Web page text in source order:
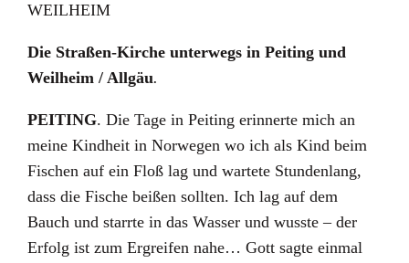
WEILHEIM
Die Straßen-Kirche unterwegs in Peiting und
Weilheim / Allgäu.
PEITING. Die Tage in Peiting erinnerte mich an
meine Kindheit in Norwegen wo ich als Kind beim
Fischen auf ein Floß lag und wartete Stundenlang,
dass die Fische beißen sollten. Ich lag auf dem
Bauch und starrte in das Wasser und wusste – der
Erfolg ist zum Ergreifen nahe… Gott sagte einmal